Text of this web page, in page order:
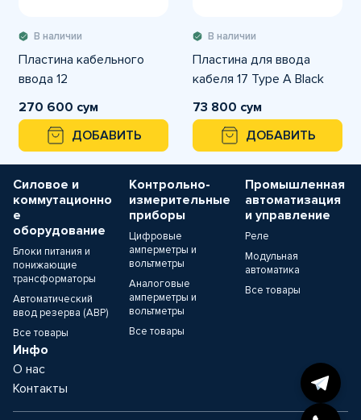
В наличии
Пластина кабельного
ввода 12
270 600 сум
ДОБАВИТЬ
В наличии
Пластина для ввода
кабеля 17 Type A Black
73 800 сум
ДОБАВИТЬ
Силовое и
коммутационно
е
оборудование
Блоки питания и
понижающие
трансформаторы
Автоматический
ввод резерва (АВР)
Все товары
Контрольно-
измерительные
приборы
Цифровые
амперметры и
вольтметры
Аналоговые
амперметры и
вольтметры
Все товары
Промышленная
автоматизация
и управление
Реле
Модульная
автоматика
Все товары
Инфо
О нас
Контакты